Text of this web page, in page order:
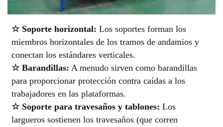
☆ Soporte horizontal: Los soportes forman los
miembros horizontales de los tramos de andamios y
conectan los estándares verticales.
☆Barandillas: A menudo sirven como barandillas
para proporcionar protección contra caídas a los
trabajadores en las plataformas.
☆ Soporte para travesaños y tablones: Los
largueros sostienen los travesaños (que corren